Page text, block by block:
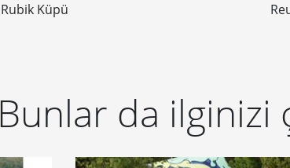
Küpü
Bunlar da ilginizi